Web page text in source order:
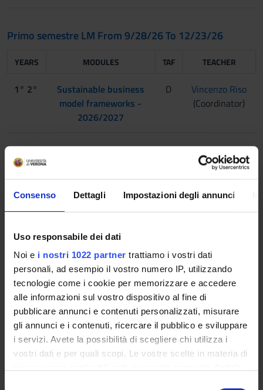
Consenso Dettagli Impostazioni degli annunci
Uso responsabile dei dati
Noi e i nostri 1022 partner trattiamo i vostri dati
personali, ad esempio il vostro numero IP, utilizzando
tecnologie come i cookie per memorizzare e accedere
alle informazioni sul vostro dispositivo al fine di
pubblicare annunci e contenuti personalizzati, misurare
gli annunci e i contenuti, ricercare il pubblico e sviluppare
i servizi. Avete la possibilità di scegliere chi utilizza i
vostri dati e per quali scopi. Le vostre scelte in materia di
Primo semestre LM From 9/28/26 To 12/23/26
YEARS MODULES TAF TEACHER
1° 2°
Sustainable business
model frameworks -
2026/2027
D
Vincenzo Riso
(Coordinator)
Periodo generico From 10/1/26 To 5/31/27
1° 2°
The Business Case for
understanding
strategies and Impacts
D
Ivan Russo
1° 2°
Data Analysis
Laboratory with R
(Vicenza)
D
Marco Minozzo
(Coordinator)
1° 2° Python Laboratory D
Marco Minozzo
(Coordinator)